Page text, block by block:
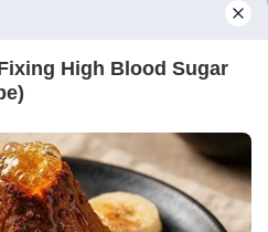
menyajikan berita aktual dan
sudut pandang berbaik sangka
dari sumber yang tepat.
Kabarbaru